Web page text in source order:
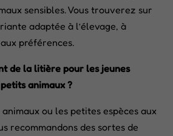
sensibles. Vous trouverez sur
adaptée à l’élevage, à
préférences.
de la litière pour les jeunes
animaux ?
ou les petites espèces aux
recommandons des sortes de